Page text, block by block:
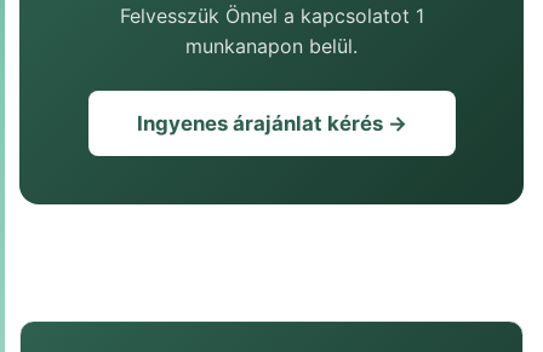
Felvesszük Önnel a kapcsolatot 1
munkanapon belül.
Ingyenes árajánlat kérés →